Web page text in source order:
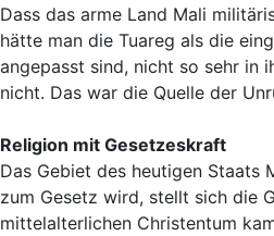
Dass das arme Land Mali
hätte man die Tuareg als die
angepasst sind, nicht so sehr in
nicht. Das war die Quelle der
Religion mit Gesetzeskraft
Das Gebiet des heutigen Staats
zum Gesetz wird, stellt sich die
mittelalterlichen Christentum